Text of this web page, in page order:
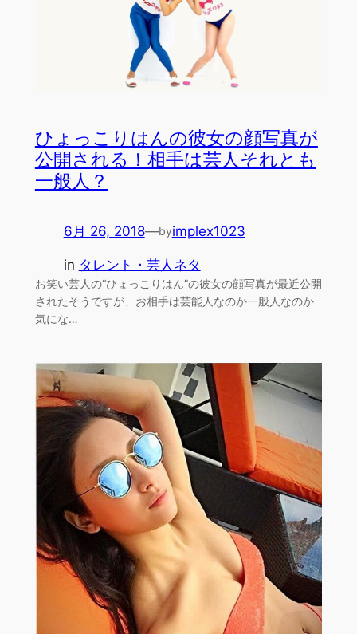
ひょっこりはんの彼女の顔写真が
公開される！相手は芸人それとも
一般人？
6月 26, 2018—byimplex1023
in タレント・芸人ネタ
お笑い芸人の“ひょっこりはん”の彼女の顔写真が最近公開
されたそうですが、お相手は芸能人なのか一般人なのか
気にな…